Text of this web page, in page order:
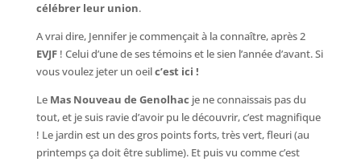
célébrer leur union.
A vrai dire, Jennifer je commençait à la connaître, après 2
EVJF! Celui d’une de ses témoins et le sien l’année d’avant. Si
vous voulez jeter un oeilc’est ici !
Le Mas Nouveau de Genolhac je ne connaissais pas du
tout, et je suis ravie d’avoir pu le découvrir, c’est magnifique
! Le jardin est un des gros points forts, très vert, fleuri (au
printemps ça doit être sublime). Et puis vu comme c’est